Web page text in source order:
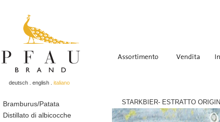
deutsch. english. italiano
STARKBIER- ESTRATTO
Bramburus/Patata
Distillato di albicocche